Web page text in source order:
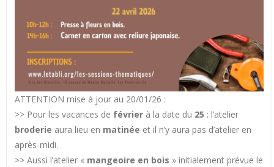
ATTENTION mise à jour au 20/01/26 :
>> Pour les vacances de février à la date du 25 : l’atelier
broderie aura lieu en matinée et il n’y aura pas d’atelier en
après-midi.
>> Aussi l’atelier « mangeoire en bois » initialement prévue le